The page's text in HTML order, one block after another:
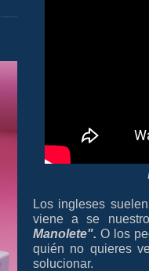
Los ingleses
viene a se
Manolete". O los
quién no quieres
solucionar.